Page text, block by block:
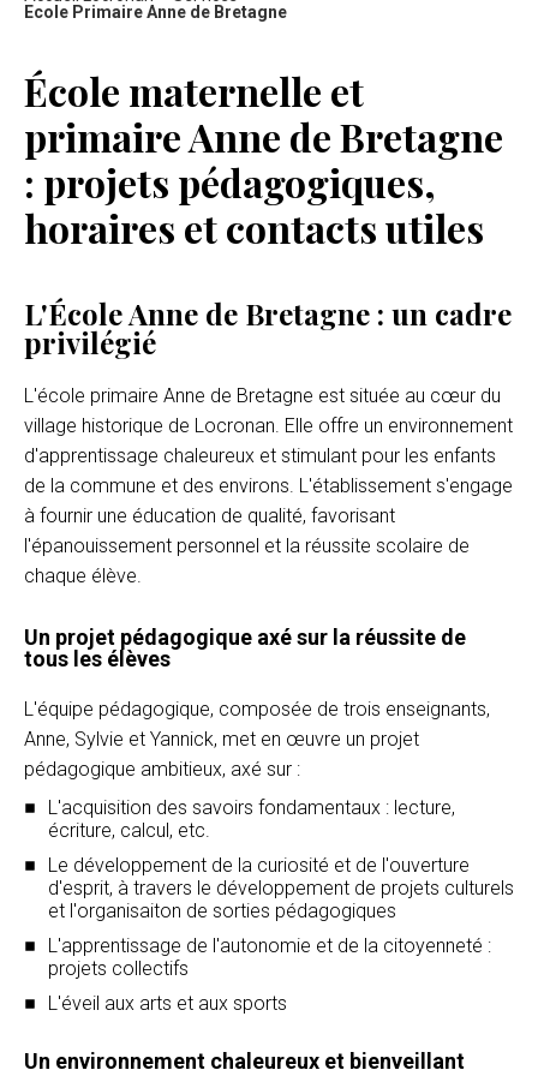
Ecole Primaire Anne de Bretagne
École maternelle et
primaire Anne de Bretagne
: projets pédagogiques,
horaires et contacts utiles
L'École Anne de Bretagne : un cadre
privilégié
L'école primaire Anne de Bretagne est située au cœur du
village historique de Locronan. Elle offre un environnement
d'apprentissage chaleureux et stimulant pour les enfants
de la commune et des environs. L'établissement s'engage
à fournir une éducation de qualité, favorisant
l'épanouissement personnel et la réussite scolaire de
chaque élève.
Un projet pédagogique axé sur la réussite de
tous les élèves
L'équipe pédagogique, composée de trois enseignants,
Anne, Sylvie et Yannick, met en œuvre un projet
pédagogique ambitieux, axé sur :
L'acquisition des savoirs fondamentaux : lecture,
écriture, calcul, etc.
Le développement de la curiosité et de l'ouverture
d'esprit, à travers le développement de projets culturels
et l'organisaiton de sorties pédagogiques
L'apprentissage de l'autonomie et de la citoyenneté :
projets collectifs
L'éveil aux arts et aux sports
Un environnement chaleureux et bienveillant